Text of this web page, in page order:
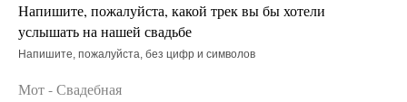
Напишите, пожалуйста, какой трек вы бы хотели
услышать на нашей свадьбе
Напишите, пожалуйста, без цифр и символов